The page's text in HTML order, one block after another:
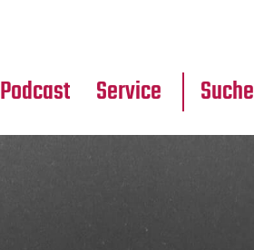
Podcast Service Suche